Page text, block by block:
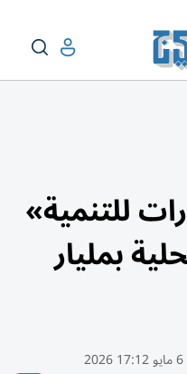
للتنمية»
بمليار
6 مايو 17:12 2026